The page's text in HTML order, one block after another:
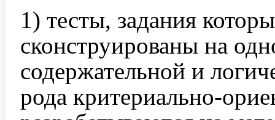
1) тесты, задания
сконструированы на
содержательной и
рода критериально-